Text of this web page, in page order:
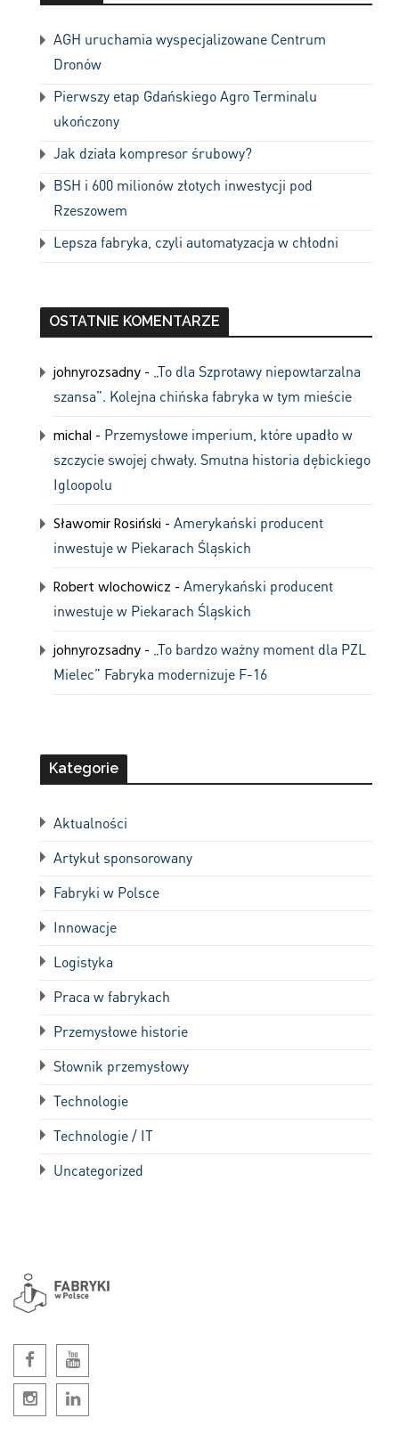
AGH uruchamia wyspecjalizowane Centrum
Dronów
Pierwszy etap Gdańskiego Agro Terminalu
ukończony
Jak działa kompresor śrubowy?
BSH i 600 milionów złotych inwestycji pod
Rzeszowem
Lepsza fabryka, czyli automatyzacja w chłodni
OSTATNIE KOMENTARZE
johnyrozsadny- „To dla Szprotawy niepowtarzalna
szansa”. Kolejna chińska fabryka w tym mieście
michal - Przemysłowe imperium, które upadło w
szczycie swojej chwały. Smutna historia dębickiego
Igloopolu
Sławomir Rosiński - Amerykański producent
inwestuje w Piekarach Śląskich
Robert wlochowicz - Amerykański producent
inwestuje w Piekarach Śląskich
johnyrozsadny- „To bardzo ważny moment dla PZL
Mielec” Fabryka modernizuje F-16
Kategorie
Aktualności
Artykuł sponsorowany
Fabryki w Polsce
Innowacje
Logistyka
Praca w fabrykach
Przemysłowe historie
Słownik przemysłowy
Technologie
Technologie / IT
Uncategorized